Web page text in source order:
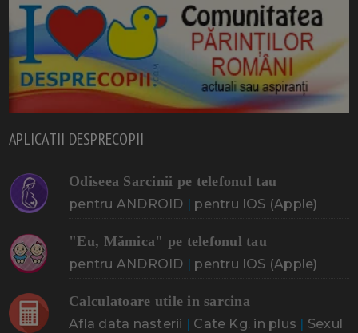
APLICATII DESPRECOPII
Odiseea Sarcinii pe telefonul tau
pentru ANDROID | pentru IOS (Apple)
"Eu, Mămica" pe telefonul tau
pentru ANDROID | pentru IOS (Apple)
Calculatoare utile in sarcina
Afla data nasterii | Cate Kg. in plus | Sexul